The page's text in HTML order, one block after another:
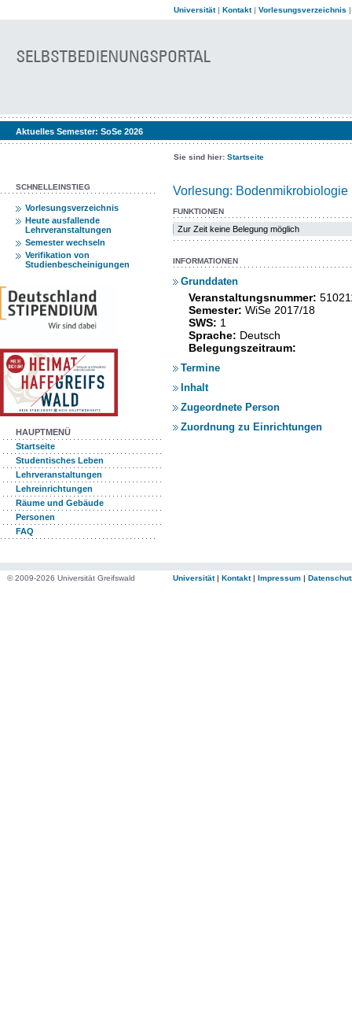
Universität| Kontakt| Vorlesungsverzeichnis
Aktuelles Semester: SoSe 2026
Sie sind hier: Startseite
SCHNELLEINSTIEG
Vorlesungsverzeichnis
Heute ausfallende
Lehrveranstaltungen
Semester wechseln
Verifikation von
Studienbescheinigungen
HAUPTMENÜ
Startseite
Studentisches Leben
Lehrveranstaltungen
Lehreinrichtungen
Räume und Gebäude
Personen
FAQ
Vorlesung:
FUNKTIONEN
Zur Zeit keine Belegung möglich
INFORMATIONEN
Grunddaten
Veranstaltungsnummer:
Semester: WiSe 2017/18
SWS: 1
Sprache: Deutsch
Belegungszeitraum:
Termine
Inhalt
Zugeordnete Person
Zuordnung zu Einrichtungen
© 2009-2026 Universität Greifswald Universität| Kontakt| Impressum |